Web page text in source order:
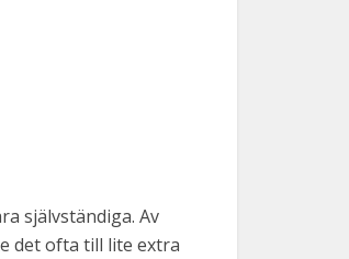
självständiga. Av
det ofta till lite extra